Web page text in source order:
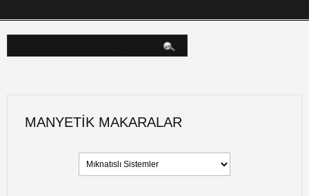
arama...
MANYETIK MAKARALAR